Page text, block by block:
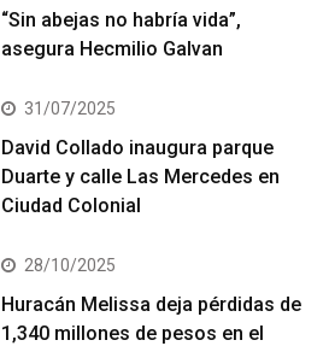
“Sin abejas no habría vida”,
asegura Hecmilio Galvan
31/07/2025
David Collado inaugura parque
Duarte y calle Las Mercedes en
Ciudad Colonial
28/10/2025
Huracán Melissa deja pérdidas de
1,340 millones de pesos en el